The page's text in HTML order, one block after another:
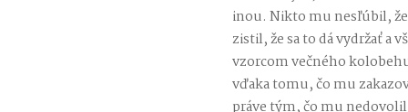
inou. Nikto mu nesľúbil,
zistil, že sa to dá vydržať a
vzorcom večného
vďaka tomu, čo mu
práve tým, čo mu